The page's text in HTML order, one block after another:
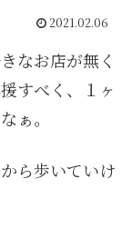
2021.02.06
なお店が無く
すべく、１ヶ
ぁ。
ら歩いていけ